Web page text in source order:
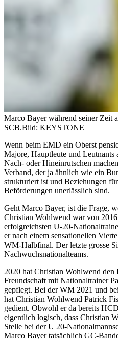
Marco Bayer während seiner Zeit
SCB.Bild: KEYSTONE
Wenn beim EMD ein Oberst
Majore, Hauptleute und Leutnants
Nach- oder Hineinrutschen
Verband, der ja ähnlich wie ein
strukturiert ist und Beziehungen
Beförderungen unerlässlich sind.
Geht Marco Bayer, ist die Frage,
Christian Wohlwend war von
erfolgreichsten U-20-
er nach einem sensationellen
WM-Halbfinal. Der letzte grosse
Nachwuchsnationalteams.
2020 hat Christian Wohlwend
Freundschaft mit Nationaltrainer
gepflegt. Bei der WM 2021 und
hat Christian Wohlwend Patrick
gedient. Obwohl er da bereits
eigentlich logisch, dass Christian
Stelle bei der U 20-
Marco Bayer tatsächlich GC-